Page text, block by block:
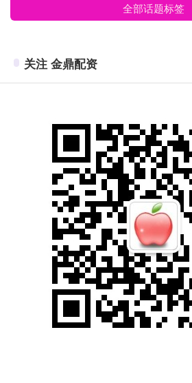
全部话题标签
关注 金鼎配资